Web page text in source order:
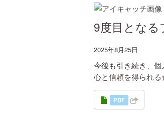
9度目となる
2025年8月25日
今後も引き続き、
心と信頼を得られる
PDF